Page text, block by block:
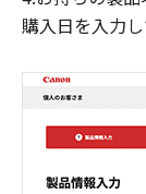
購入日を入力